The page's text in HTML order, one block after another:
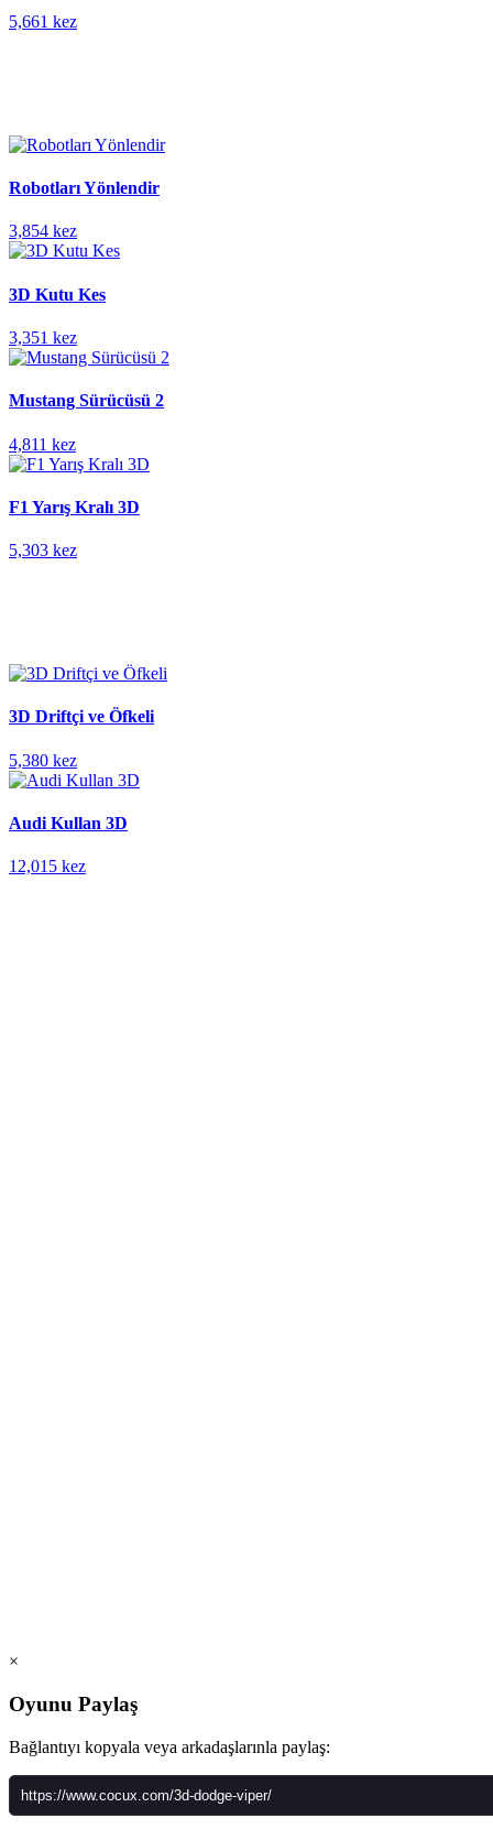
5,661 kez
Robotları Yönlendir
3,854 kez
3D Kutu Kes
3,351 kez
Mustang Sürücüsü 2
4,811 kez
F1 Yarış Kralı 3D
5,303 kez
3D Driftçi ve Öfkeli
5,380 kez
Audi Kullan 3D
12,015 kez
×
Oyunu Paylaş
Bağlantıyı kopyala veya arkadaşlarınla paylaş: